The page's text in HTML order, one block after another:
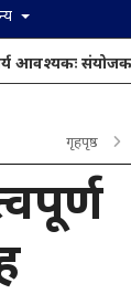
संयोजक दाहाल
गृहपृष्ठ